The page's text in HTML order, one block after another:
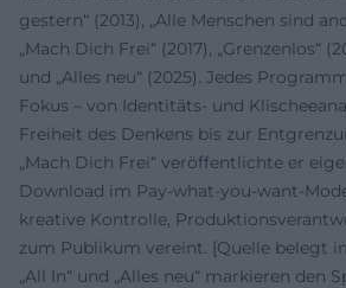
gestern“ (2013), „Alle Menschen sind
„Mach Dich Frei“ (2017), „Grenzenlos“
und „Alles neu“ (2025). Jedes
Fokus – von Identitäts- und
Freiheit des Denkens bis zur
„Mach Dich Frei“ veröffentlichte er
Download im Pay-what-you-want-
kreative Kontrolle,
zum Publikum vereint. [Quelle belegt in
„All In“ und „Alles neu“ markieren den